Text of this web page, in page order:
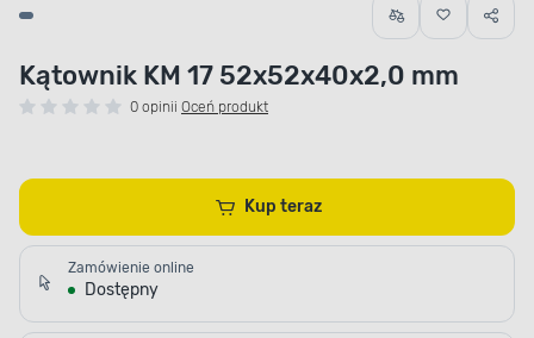
Kątownik KM 17 52x52x40x2,0 mm
0 opinii Oceń produkt
Kup teraz
Zamówienie online
Dostępny